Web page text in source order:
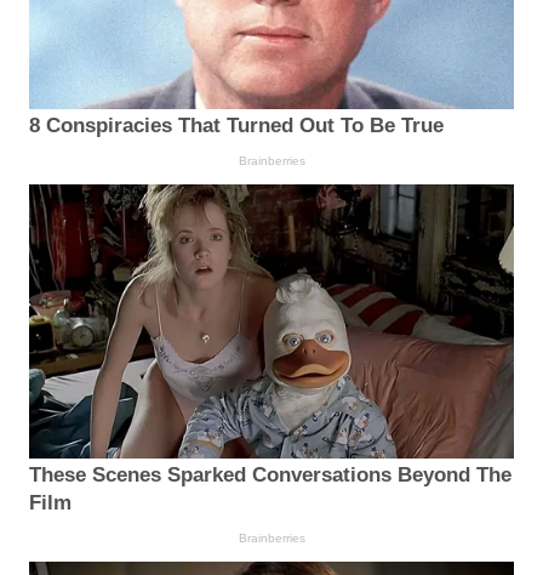
8 Conspiracies That Turned Out To Be True
Brainberries
These Scenes Sparked Conversations Beyond The
Film
Brainberries